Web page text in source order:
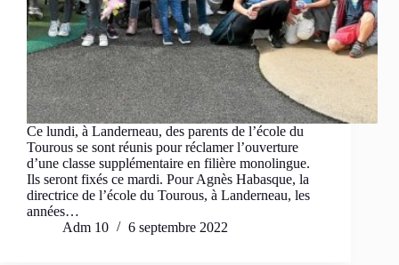
Ce lundi, à Landerneau, des parents de l’école du
Tourous se sont réunis pour réclamer l’ouverture
d’une classe supplémentaire en filière monolingue.
Ils seront fixés ce mardi. Pour Agnès Habasque, la
directrice de l’école du Tourous, à Landerneau, les
années…
Adm 10
6 septembre 2022